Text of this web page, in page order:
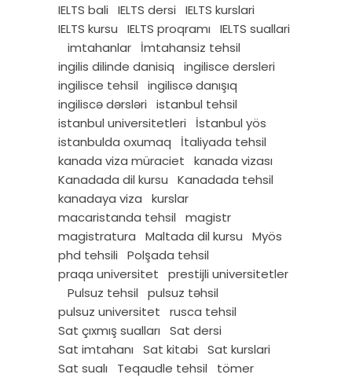
IELTS bali
IELTS dersi
IELTS kurslari
IELTS kursu
IELTS proqramı
IELTS suallari
imtahanlar
İmtahansiz tehsil
ingilis dilinde danisiq
ingilisce dersleri
ingilisce tehsil
ingiliscə danışıq
ingiliscə dərsləri
istanbul tehsil
istanbul universitetleri
İstanbul yös
istanbulda oxumaq
İtaliyada tehsil
kanada viza müraciet
kanada vizası
Kanadada dil kursu
Kanadada tehsil
kanadaya viza
kurslar
macaristanda tehsil
magistr
magistratura
Maltada dil kursu
Myös
phd tehsili
Polşada tehsil
praqa universitet
prestijli universitetler
Pulsuz tehsil
pulsuz təhsil
pulsuz universitet
rusca tehsil
Sat çıxmış sualları
Sat dersi
Sat imtahanı
Sat kitabi
Sat kurslari
Sat sualı
Teqaudle tehsil
tömer